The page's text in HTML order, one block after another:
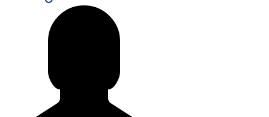
Vera Schmidtová
Gudrun Schmitt
Jiří Schwarz
Mária Schwingerová
Henryk Sienkiewicz